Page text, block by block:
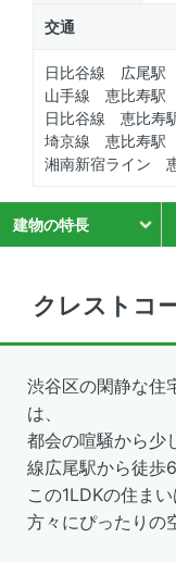
交通
日比谷線 広尾駅
山手線 恵比寿駅
日比谷線 恵比寿
埼京線 恵比寿駅
湘南新宿ライン
建物の特長
クレストコ
渋谷区の閑静な住
は、
都会の喧騒から少
線広尾駅から徒歩
この1LDKの住ま
方々にぴったりの